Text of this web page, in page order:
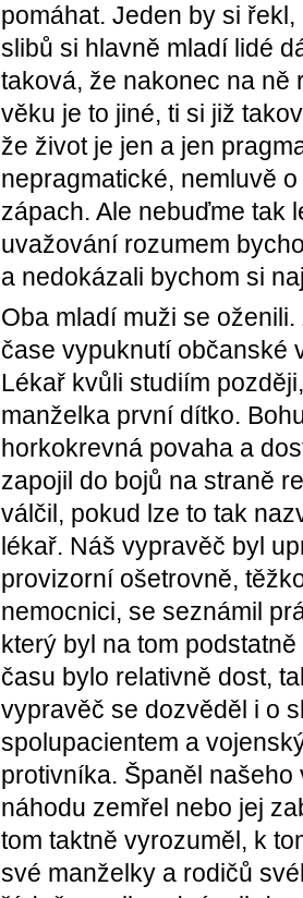
pomáhat. Jeden by si
slibů si hlavně mladí lidé
taková, že nakonec na ně
věku je to jiné, ti si již
že život je jen a jen
nepragmatické, nemluvě
zápach. Ale nebuďme tak
uvažování rozumem
a nedokázali bychom si
Oba mladí muži se
čase vypuknutí občanské
Lékař kvůli studiím
manželka první dítko.
horkokrevná povaha a
zapojil do bojů na straně
válčil, pokud lze to tak
lékař. Náš vypravěč byl
provizorní ošetrovně,
nemocnici, se seznámil
který byl na tom
času bylo relativně dost,
vypravěč se dozvěděl i o
spolupacientem a
protivníka. Španěl
náhodu zemřel nebo jej
tom taktně vyrozuměl, k
své manželky a rodičů